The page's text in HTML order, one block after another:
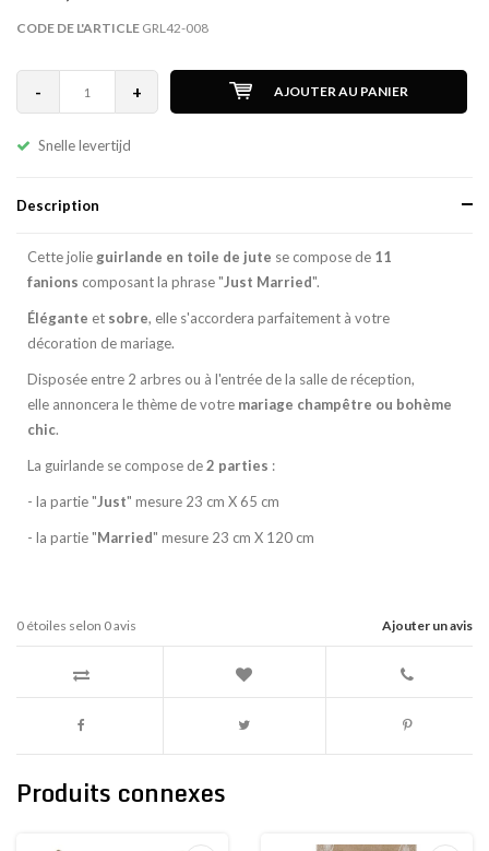
CODE DE L'ARTICLE GRL42-008
- + AJOUTER AU PANIER
Snelle levertijd
Description
Cette jolie guirlande en toile de jute se compose de 11
fanions composant la phrase "Just Married".
Élégante et sobre, elle s'accordera parfaitement à votre
décoration de mariage.
Disposée entre 2 arbres ou à l'entrée de la salle de réception,
elle annoncera le thème de votre mariage champêtre ou bohème
chic.
La guirlande se compose de2 parties :
- la partie "Just" mesure 23 cm X 65 cm
- la partie "Married" mesure 23 cm X 120 cm
Ajouter un avis
0 étoiles selon 0avis
Produits connexes